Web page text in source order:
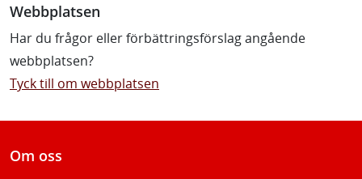
Webbplatsen
Har du frågor eller förbättringsförslag angående
webbplatsen?
Tyck till om webbplatsen
Om oss